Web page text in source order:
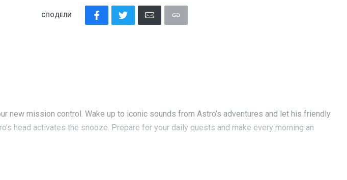
СПОДЕЛИ
new mission control. Wake up to iconic sounds from Astro’s adventures and let his friendly
head activates the snooze. Prepare for your daily quests and make every morning an